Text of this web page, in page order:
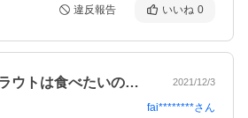
違反報告 いいね 0
ブロッコリースプラウトは食べたいのです… 2021/12/3
fai********さん